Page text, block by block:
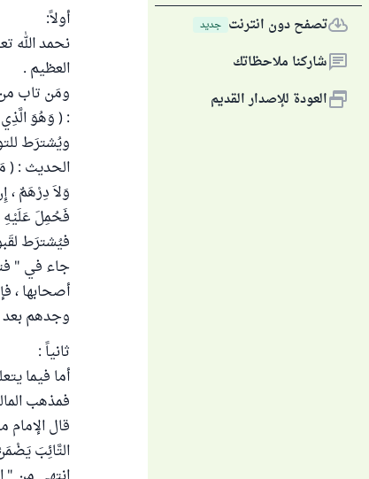
تصفح دون انترنت جديد
شاركنا ملاحظاتك
العودة للإصدار القديم
أولاً:
نحمد الله
العظيم .
ومَن تاب من
: ( وَهُوَ
ويُشترَط
الحديث : (
وَلاَ دِرْهَمٌ
فَحُمِلَ عَلَيْهِ )
فيُشترَط
أصحابها ،
وجدهم بعد
ثانياً :
أما فيما
فمذهب
قال
التَّائِبَ